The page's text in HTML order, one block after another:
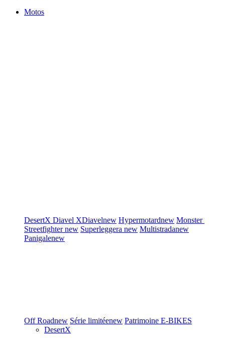
Motos
DesertX Diavel XDiavelnew Hypermotardnew Monster
Streetfighternew Superleggera new Multistradanew
Panigalenew
Off Roadnew Série limitéenew Patrimoine E-BIKES
DesertX